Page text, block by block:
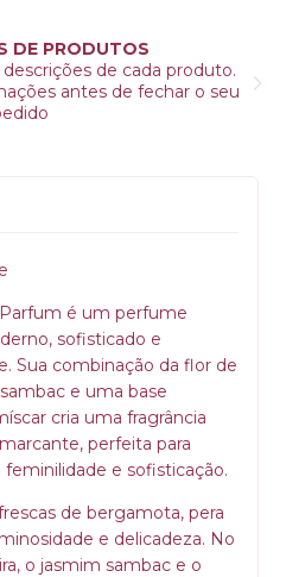
DE PRODUTOS
descrições de cada produto.
antes de fechar o seu
é um perfume
sofisticado e
Sua combinação da flor de
e uma base
cria uma fragrância
perfeita para
e sofisticação.
de bergamota, pera
e delicadeza. No
o jasmim sambac e o